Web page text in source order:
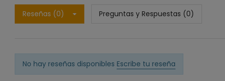
Reseñas (0) Preguntas y Respuestas (0)
No hay reseñas disponibles Escribe tu reseña